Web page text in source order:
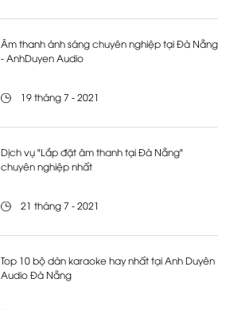
Âm thanh ánh sáng chuyên nghiệp tại Đà Nẵng
- AnhDuyen Audio
19 tháng 7 - 2021
Dịch vụ "Lắp đặt âm thanh tại Đà Nẵng"
chuyên nghiệp nhất
21 tháng 7 - 2021
Top 10 bộ dàn karaoke hay nhất tại Anh Duyên
Audio Đà Nẵng